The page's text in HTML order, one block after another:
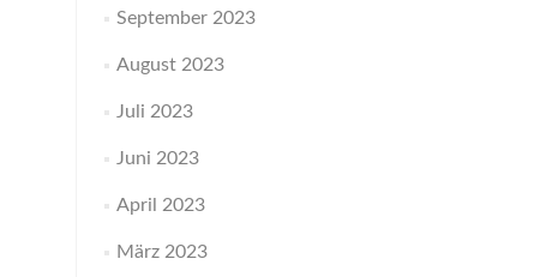
September 2023
August 2023
Juli 2023
Juni 2023
April 2023
März 2023